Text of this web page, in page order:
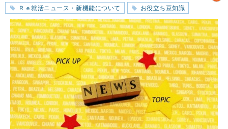
Ｒｅ就活ニュース・新機能について お役立ち豆知識